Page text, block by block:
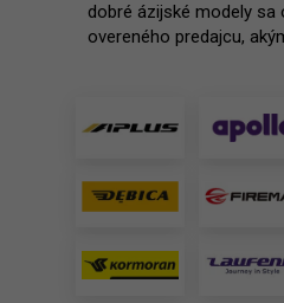
dobré ázijské modely sa
overeného predajcu,